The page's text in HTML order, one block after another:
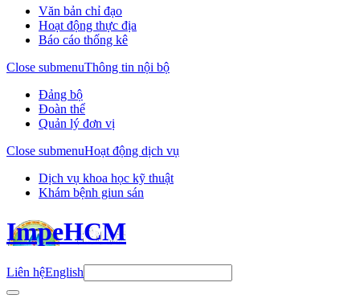
Văn bản chỉ đạo
Hoạt động thực địa
Báo cáo thống kê
Close submenuThông tin nội bộ
Đảng bộ
Đoàn thể
Quản lý đơn vị
Close submenuHoạt động dịch vụ
Dịch vụ khoa học kỹ thuật
Khám bệnh giun sán
ImpeHCM
Liên hệEnglish